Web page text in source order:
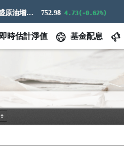
標普高盛原油增強超額回報指數 752.98 4.73(-0.62%)
即時估計淨值 基金配息